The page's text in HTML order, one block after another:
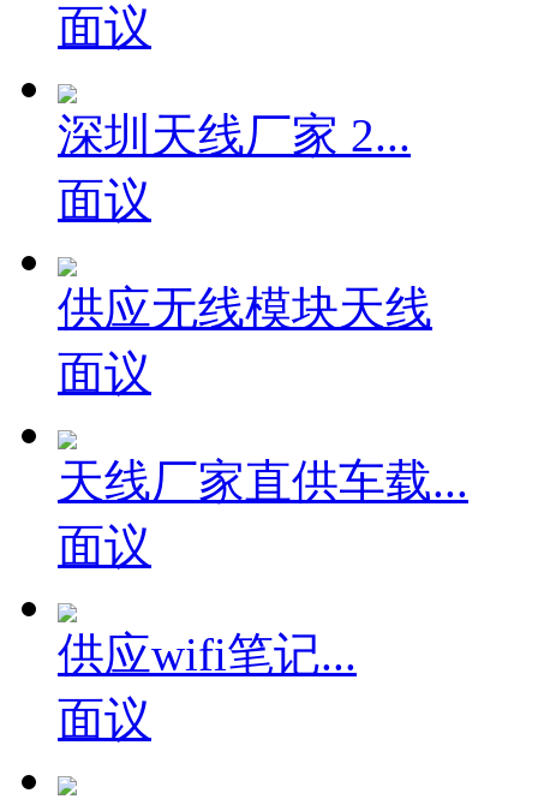
面议
深圳天线厂家 2...
面议
供应无线模块天线
面议
天线厂家直供车载...
面议
供应wifi笔记...
面议